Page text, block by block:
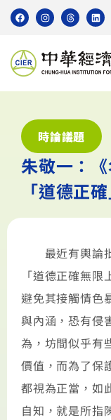
時論議題
朱敬一：
「道德正確
最近有輿論批
「道德正確無
避免其接觸情色
與內涵，恐有侵
為，坊間似乎有
價值，而為了保
都視為正當，如
自知，就是所指